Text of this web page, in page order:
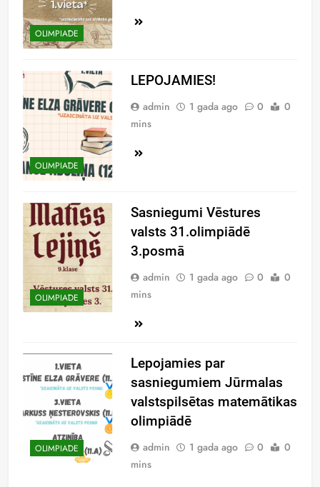
OLIMPIĀDE
OLIMPIĀDE
LEPOJAMIES!
admin 1 gada ago 0
0
mins
OLIMPIĀDE
Sasniegumi Vēstures
valsts 31.olimpiādē
3.posmā
admin 1 gada ago 0
0
mins
OLIMPIĀDE
Lepojamies par
sasniegumiem Jūrmalas
valstspilsētas matemātikas
olimpiādē
admin 1 gada ago 0
0
mins